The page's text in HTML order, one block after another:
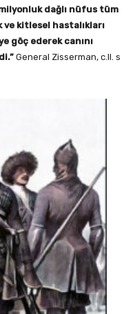
dağlı nüfus tüm
ve kitlesel hastalıkları
göç ederek canını
General Zisserman, c.II. s